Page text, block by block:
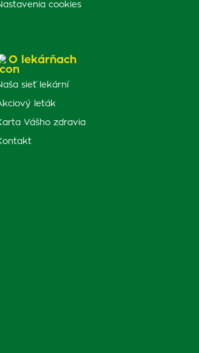
cookies
O lekárňach
sieť lekární
leták
Vášho zdravia